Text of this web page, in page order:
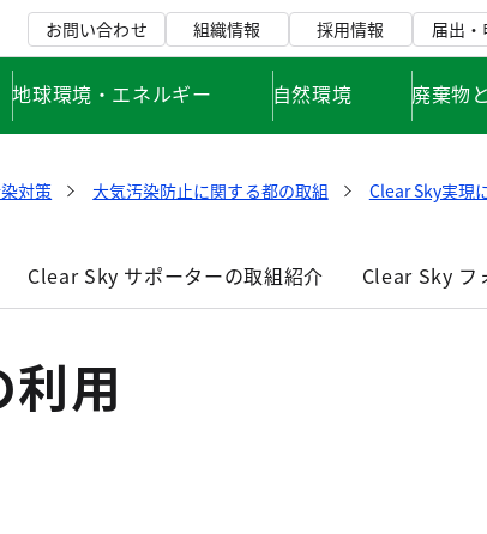
お問い合わせ 組織情報 採用情報 届出
地球環境・エネルギー 自然環境 廃棄物
対策 大気汚染防止に関する都の取組 Clear Sky実現
Clear Sky サポーターの取組紹介 Clear Sky フ
用